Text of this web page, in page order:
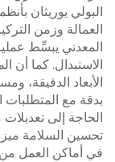
البولي يوريثان
العمالة وزمن
المعدني يبسِّط
الاستبدال. كما أن
الأبعاد الدقيقة،
بدقة مع المتطلبات
الحاجة إلى
تحسين السلامة
في أماكن العمل من